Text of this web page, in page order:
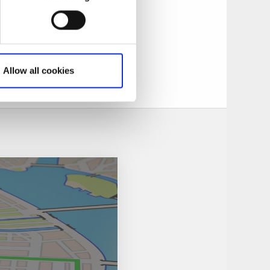
Allow all cookies
lika bra att ta